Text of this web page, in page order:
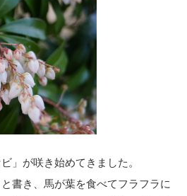
」が咲き始めてきました。
書き、馬が葉を食べてフラフラに